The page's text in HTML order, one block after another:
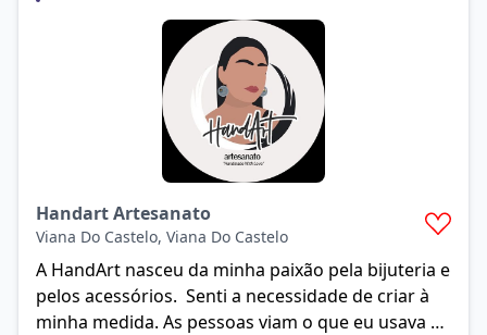
Handart Artesanato
Viana Do Castelo, Viana Do Castelo
A HandArt nasceu da minha paixão pela bijuteria e
pelos acessórios. Senti a necessidade de criar à
minha medida. As pessoas viam o que eu usava e